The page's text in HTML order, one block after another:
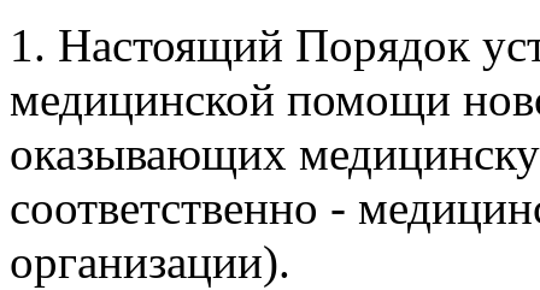
1. Настоящий Порядок
медицинской помощи
оказывающих
соответственно -
организации).